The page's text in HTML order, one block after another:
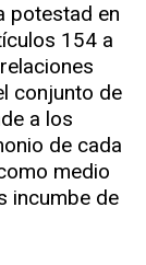
potestad en
154 a
conjunto de
a los
de cada
medio
incumbe de